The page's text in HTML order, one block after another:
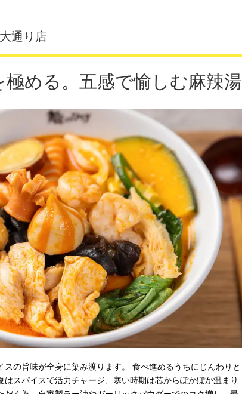
通り店
極める。五感で愉しむ麻辣湯
の旨味が全身に染み渡ります。 食べ進めるうちにじんわりと
スパイスで活力チャージ、寒い時期は芯からぽかぽか温まり